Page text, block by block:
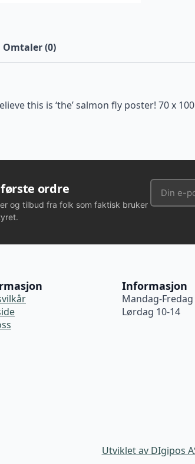
Omtaler (0)
this is ‘the’ salmon fly poster! 70 x
ordre
og tilbud fra folk som faktisk bruker
Informasjon
Mandag-Fredag
Lørdag 10-14
Utviklet av DIgipos